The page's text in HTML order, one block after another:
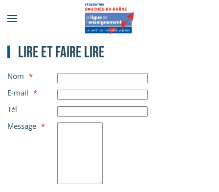
Accéder au contenu principal
Lire et faire lire
Nom
E-mail
Tél
Message